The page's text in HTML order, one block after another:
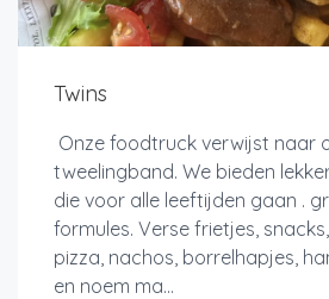
Twins
Onze foodtruck verwijst naar
tweelingband. We bieden
die voor alle leeftijden gaan .
formules. Verse frietjes,
pizza, nachos, borrelhapjes,
en noem ma...